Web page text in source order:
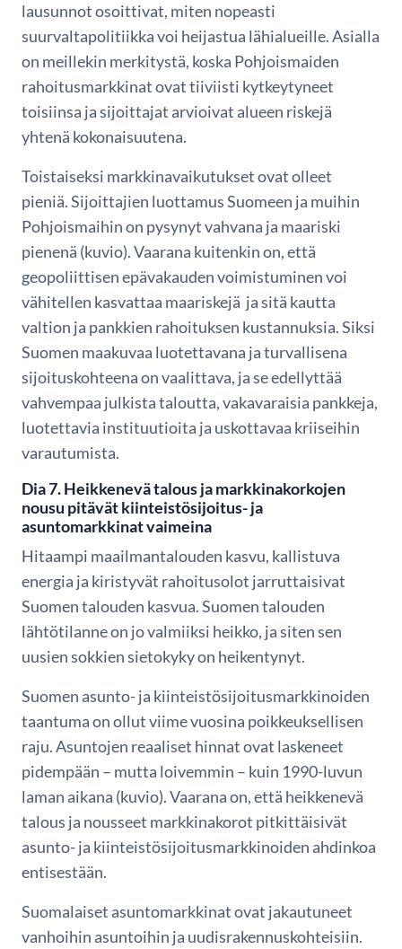
lausunnot osoittivat, miten nopeasti
suurvaltapolitiikka voi heijastua lähialueille. Asialla
on meillekin merkitystä, koska Pohjoismaiden
rahoitusmarkkinat ovat tiiviisti kytkeytyneet
toisiinsa ja sijoittajat arvioivat alueen riskejä
yhtenä kokonaisuutena.
Toistaiseksi markkinavaikutukset ovat olleet
pieniä. Sijoittajien luottamus Suomeen ja muihin
Pohjoismaihin on pysynyt vahvana ja maariski
pienenä (kuvio). Vaarana kuitenkin on, että
geopoliittisen epävakauden voimistuminen voi
vähitellen kasvattaa maariskejä ja sitä kautta
valtion ja pankkien rahoituksen kustannuksia. Siksi
Suomen maakuvaa luotettavana ja turvallisena
sijoituskohteena on vaalittava, ja se edellyttää
vahvempaa julkista taloutta, vakavaraisia pankkeja,
luotettavia instituutioita ja uskottavaa kriiseihin
varautumista.
Dia 7. Heikkenevä talous ja markkinakorkojen
nousu pitävät kiinteistösijoitus- ja
asuntomarkkinat vaimeina
Hitaampi maailmantalouden kasvu, kallistuva
energia ja kiristyvät rahoitusolot jarruttaisivat
Suomen talouden kasvua. Suomen talouden
lähtötilanne on jo valmiiksi heikko, ja siten sen
uusien sokkien sietokyky on heikentynyt.
Suomen asunto- ja kiinteistösijoitusmarkkinoiden
taantuma on ollut viime vuosina poikkeuksellisen
raju. Asuntojen reaaliset hinnat ovat laskeneet
pidempään – mutta loivemmin – kuin 1990-luvun
laman aikana (kuvio). Vaarana on, että heikkenevä
talous ja nousseet markkinakorot pitkittäisivät
asunto- ja kiinteistösijoitusmarkkinoiden ahdinkoa
entisestään.
Suomalaiset asuntomarkkinat ovat jakautuneet
vanhoihin asuntoihin ja uudisrakennuskohteisiin.